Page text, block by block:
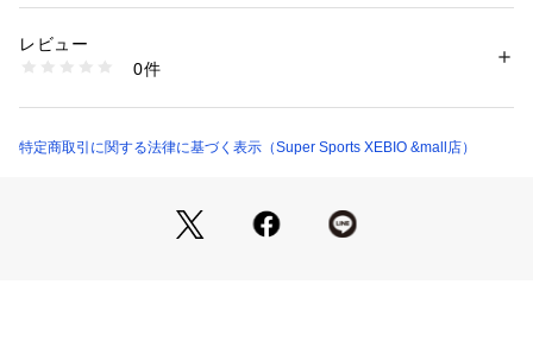
【袖丈】65cm
※弊社独自の採寸・計量方法により計測を行っておりますた
とにパターン(柄)が異なる場合があります。
そのため、掲載画像とはパターンの位置や内容が異なるものが
商品番号：
10865692801 （ショップ）
レビュー
0件
特定商取引に関する法律に基づく表示（Super Sports XEBIO &mall店）